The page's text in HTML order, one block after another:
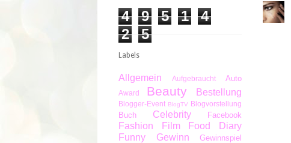
4 9 5 1
4
2
5
Labels
Allgemein Aufgebraucht Auto
Award Beauty Bestellung
Blogger-Event BlogTV Blogvorstellung
Buch Celebrity Facebook
Fashion Film
Food Diary
Funny
Gewinn
Gewinnspiel